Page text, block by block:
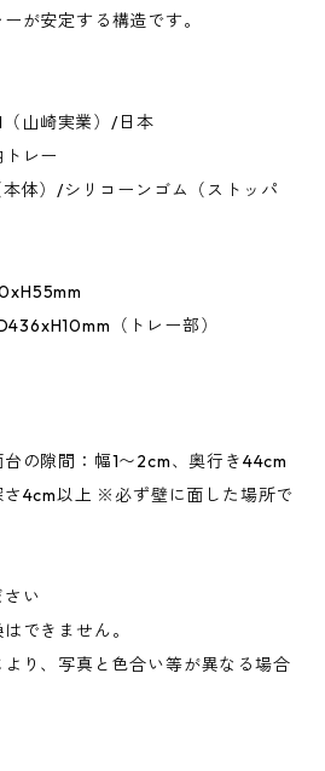
が安定する構造です。
（山崎実業）/日本
レー
体）/シリコーンゴム（ストッパ
（トレー部）
の隙間：幅1〜2cm、奥行き44cm
4cm以上 ※必ず壁に面した場所で
い
できません。
り、写真と色合い等が異なる場合